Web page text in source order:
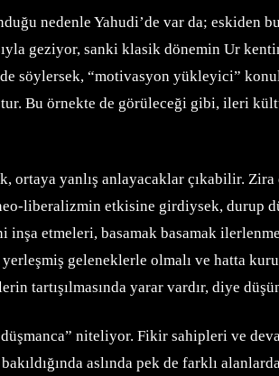
nedenle Yahudi’de var da; eskiden
geziyor, sanki klasik dönemin Ur
söylersek, “motivasyon yükleyici”
Bu örnekte de görüleceği gibi, ileri
ortaya yanlış anlayacaklar çıkabilir.
liberalizmin etkisine girdiysek, durup
etmeleri, basamak basamak
geleneklerle olmalı ve hatta
tartışılmasında yarar vardır, diye
niteliyor. Fikir sahipleri ve
aslında pek de farklı